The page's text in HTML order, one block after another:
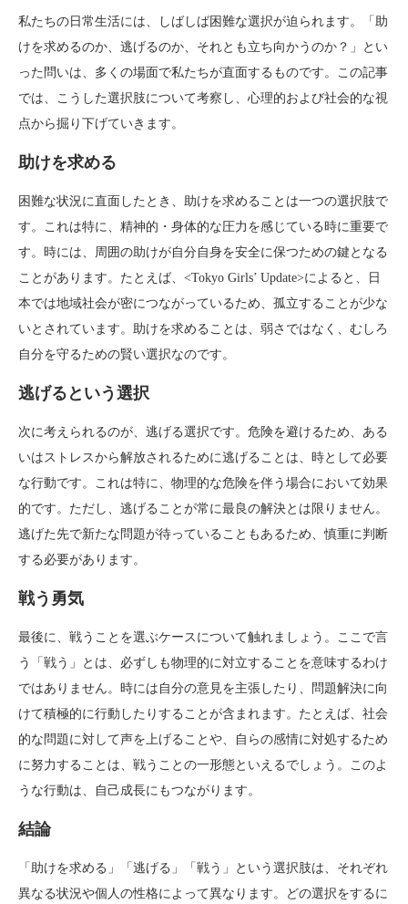
私たちの日常生活には、しばしば困難な選択が迫られます。「助
けを求めるのか、逃げるのか、それとも立ち向かうのか？」とい
った問いは、多くの場面で私たちが直面するものです。この記事
では、こうした選択肢について考察し、心理的および社会的な視
点から掘り下げていきます。
助けを求める
困難な状況に直面したとき、助けを求めることは一つの選択肢で
す。これは特に、精神的・身体的な圧力を感じている時に重要で
す。時には、周囲の助けが自分自身を安全に保つための鍵となる
ことがあります。たとえば、<Tokyo Girls’ Update>によると、日
本では地域社会が密につながっているため、孤立することが少な
いとされています。助けを求めることは、弱さではなく、むしろ
自分を守るための賢い選択なのです。
逃げるという選択
次に考えられるのが、逃げる選択です。危険を避けるため、ある
いはストレスから解放されるために逃げることは、時として必要
な行動です。これは特に、物理的な危険を伴う場合において効果
的です。ただし、逃げることが常に最良の解決とは限りません。
逃げた先で新たな問題が待っていることもあるため、慎重に判断
する必要があります。
戦う勇気
最後に、戦うことを選ぶケースについて触れましょう。ここで言
う「戦う」とは、必ずしも物理的に対立することを意味するわけ
ではありません。時には自分の意見を主張したり、問題解決に向
けて積極的に行動したりすることが含まれます。たとえば、社会
的な問題に対して声を上げることや、自らの感情に対処するため
に努力することは、戦うことの一形態といえるでしょう。このよ
うな行動は、自己成長にもつながります。
結論
「助けを求める」「逃げる」「戦う」という選択肢は、それぞれ
異なる状況や個人の性格によって異なります。どの選択をするに